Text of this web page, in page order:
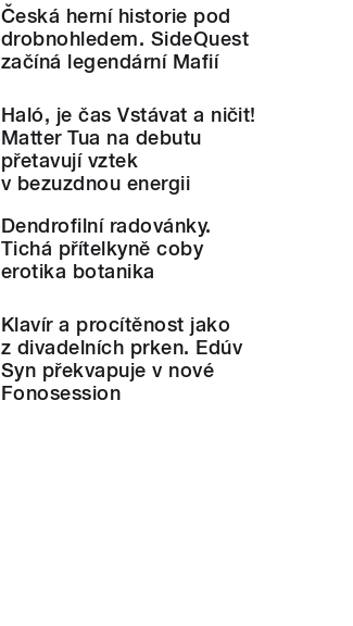
Česká herní historie pod
drobnohledem. SideQuest
začíná legendární Mafií
Haló, je čas Vstávat a ničit!
Matter Tua na debutu
přetavují vztek
v bezuzdnou energii
Dendrofilní radovánky.
Tichá přítelkyně coby
erotika botanika
Klavír a procítěnost jako
z divadelních prken. Edúv
Syn překvapuje v nové
Fonosession